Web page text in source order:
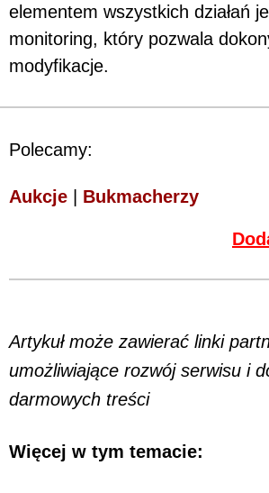
elementem wszystkich działań
monitoring, który pozwala
modyfikacje.
Polecamy:
Aukcje Bukmacherzy
Artykuł może zawierać linki
umożliwiające rozwój serwisu i
darmowych treści
Więcej w tym temacie: